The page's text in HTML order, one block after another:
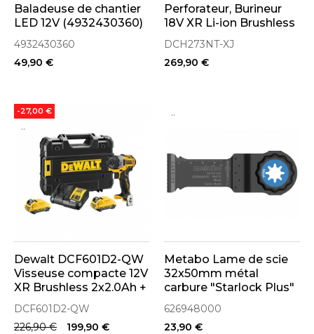
Baladeuse de chantier
LED 12V (4932430360)
4932430360
49,90 €
Perforateur, Burineur
18V XR Li-ion Brushless
(Machine Seule)
DCH273NT-XJ
269,90 €
..
Dewalt DCF601D2-QW
Visseuse compacte 12V
XR Brushless 2x2.0Ah +
TSTAK
DCF601D2-QW
226,90 €
-27,00 €
199,90 €
..
Metabo Lame de scie
32x50mm métal
carbure "Starlock Plus"
(626948000)
626948000
23,90 €